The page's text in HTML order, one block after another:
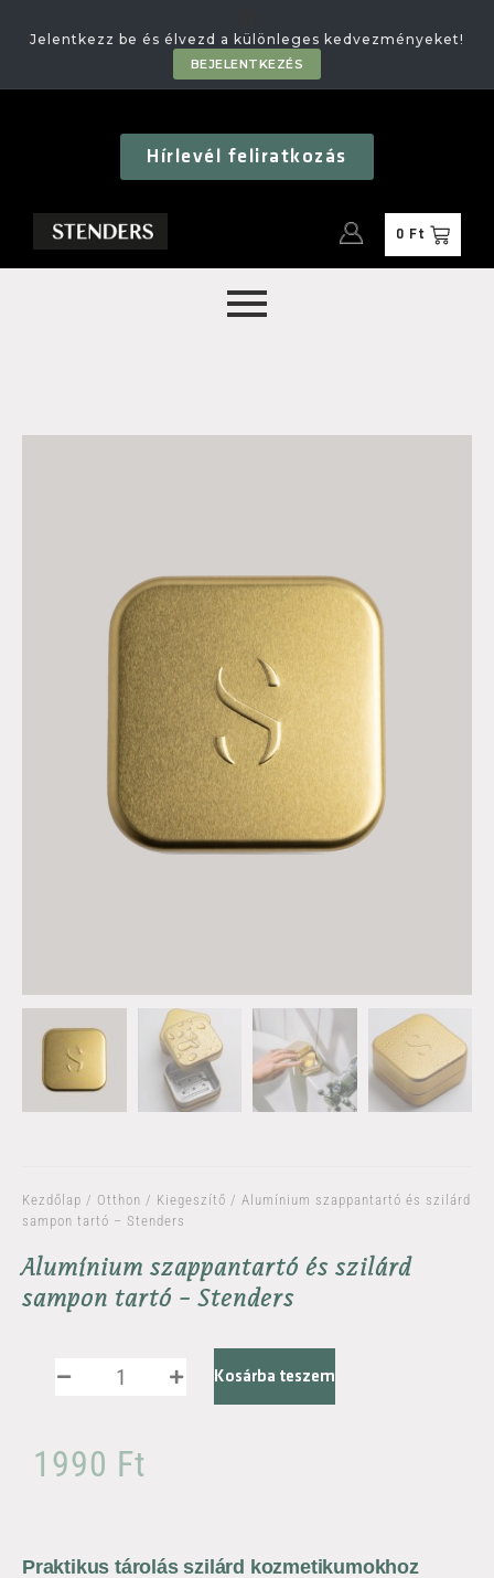
Jelentkezz be és élvezd a különleges kedvezményeket!
BEJELENTKEZÉS
Hírlevél feliratkozás
0 Ft
Kezdőlap / Otthon / Kiegeszítő / Alumínium szappantartó és szilárd
sampon tartó – Stenders
Alumínium szappantartó és szilárd
sampon tartó - Stenders
Kosárba teszem
1990 Ft
Praktikus tárolás szilárd kozmetikumokhoz